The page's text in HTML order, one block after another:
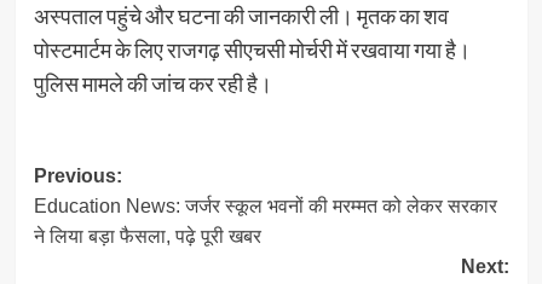
अस्पताल पहुंचे और घटना की जानकारी ली। मृतक का शव
पोस्टमार्टम के लिए राजगढ़ सीएचसी मोर्चरी में रखवाया गया है।
पुलिस मामले की जांच कर रही है।
Post
navigation
Previous:
Education News: जर्जर स्कूल भवनों की मरम्मत को लेकर सरकार
ने लिया बड़ा फैसला, पढ़े पूरी खबर
Next: